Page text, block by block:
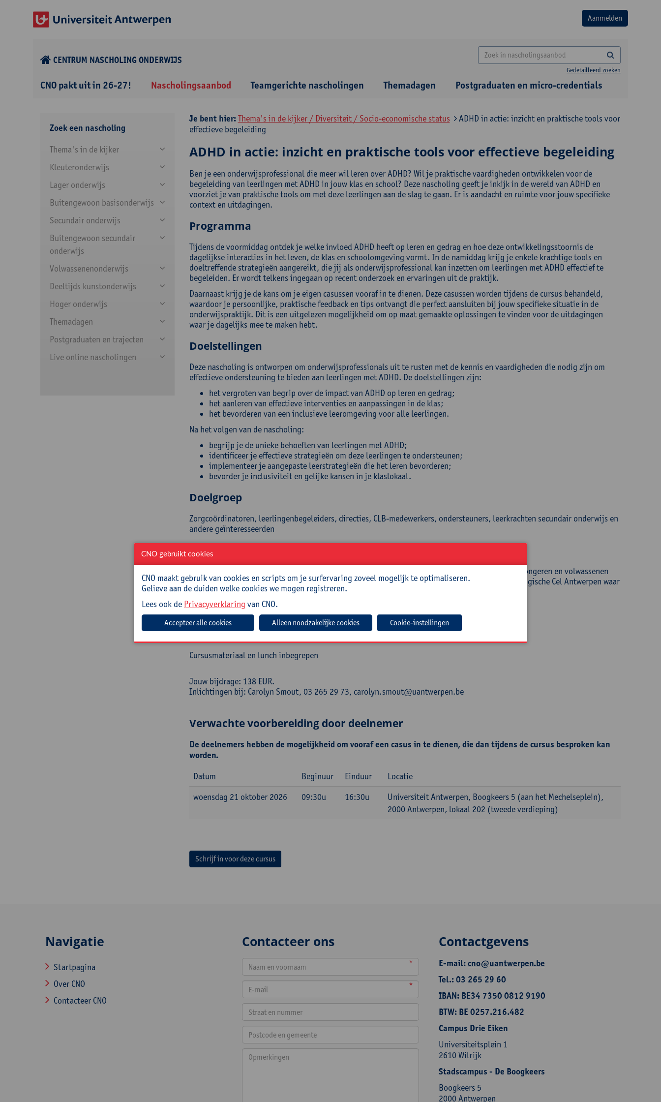
CENTRUM NASCHOLING ONDERWIJS
Gedetailleerd zoeken
CNO pakt uit in 26-27! Nascholingsaanbod Teamgerichte nascholingen Themadagen Postgraduaten en micro-credentials
Zoek een nascholing
Thema's in de kijker
Kleuteronderwijs
Lager onderwijs
Buitengewoon basisonderwijs
Secundair onderwijs
Buitengewoon secundair
onderwijs
Volwassenenonderwijs
Deeltijds kunstonderwijs
Hoger onderwijs
Themadagen
Postgraduaten en trajecten
Live online nascholingen
Je bent hier:Thema's in de kijker / Diversiteit / Socio-economische status
ADHD in actie: inzicht en praktische tools voor
effectieve begeleiding
ADHD in actie: inzicht en praktische tools voor effectieve begeleiding
Ben je een onderwijsprofessional die meer wil leren over ADHD? Wil je praktische vaardigheden ontwikkelen voor de
begeleiding van leerlingen met ADHD in jouw klas en school? Deze nascholing geeft je inkijk in de wereld van ADHD en
voorziet je van praktische tools om met deze leerlingen aan de slag te gaan. Er is aandacht en ruimte voor jouw specifieke
context en uitdagingen.
Programma
Tijdens de voormiddag ontdek je welke invloed ADHD heeft op leren en gedrag en hoe deze ontwikkelingsstoornis de
dagelijkse interacties in het leven, de klas en schoolomgeving vormt. In de namiddag krijg je enkele krachtige tools en
doeltreffende strategieën aangereikt, die jij als onderwijsprofessional kan inzetten om leerlingen met ADHD effectief te
begeleiden. Er wordt telkens ingegaan op recent onderzoek en ervaringen uit de praktijk.
Daarnaast krijg je de kans om je eigen casussen vooraf in te dienen. Deze casussen worden tijdens de cursus behandeld,
waardoor je persoonlijke, praktische feedback en tips ontvangt die perfect aansluiten bij jouw specifieke situatie in de
onderwijspraktijk. Dit is een uitgelezen mogelijkheid om op maat gemaakte oplossingen te vinden voor de uitdagingen
waar je dagelijks mee te maken hebt.
Doelstellingen
Deze nascholing is ontworpen om onderwijsprofessionals uit te rusten met de kennis en vaardigheden die nodig zijn om
effectieve ondersteuning te bieden aan leerlingen met ADHD. De doelstellingen zijn:
het vergroten van begrip over de impact van ADHD op leren en gedrag;
het aanleren van effectieve interventies en aanpassingen in de klas;
het bevorderen van een inclusieve leeromgeving voor alle leerlingen.
Na het volgen van de nascholing:
begrijp je de unieke behoeften van leerlingen met ADHD;
identificeer je effectieve strategieën om deze leerlingen te ondersteunen;
implementeer je aangepaste leerstrategieën die het leren bevorderen;
bevorder je inclusiviteit en gelijke kansen in je klaslokaal.
Doelgroep
Zorgcoördinatoren, leerlingenbegeleiders, directies, CLB-medewerkers, ondersteuners, leerkrachten secundair onderwijs en
andere geïnteresseerden
Begeleiding
Tess Roggeman heeft een eigen praktijk als ADHD-coach. In haar rol biedt ze ondersteuning aan jongeren en volwassenen
met ADHD, evenals aan hun ouders. Bovendien werkt ze als pedagogisch begeleider bij de Pedagogische Cel Antwerpen waar
ze leerkrachten en directies van secundaire scholen adviseert in hun dagelijkse werking.
Praktisch
Cursuscode:26/LZG/060A
Cursusmateriaal en lunch inbegrepen
Jouw bijdrage: 138 EUR.
Inlichtingen bij: Carolyn Smout, 03 265 29 73, carolyn.smout@uantwerpen.be
Verwachte voorbereiding door deelnemer
De deelnemers hebben de mogelijkheid om vooraf een casus in te dienen, die dan tijdens de cursus besproken kan
worden.
Datum Beginuur Einduur
Locatie
woensdag 21 oktober 2026
09:30u 16:30u
Universiteit Antwerpen, Boogkeers 5 (aan het Mechelseplein),
2000 Antwerpen, lokaal 202 (tweede verdieping)
Schrijf in voor deze cursus
Navigatie
Startpagina
Over CNO
Contacteer CNO
Contacteer ons
*
*
Contactgevens
E-mail:cno@uantwerpen.be
Tel.: 03 265 29 60
IBAN: BE34 7350 0812 9190
BTW: BE 0257.216.482
Campus Drie Eiken
Universiteitsplein 1
2610 Wilrijk
Stadscampus - De Boogkeers
Boogkeers 5
2000 Antwerpen
CNO gebruikt cookies
CNO maakt gebruik van cookies en scripts om je surfervaring zoveel mogelijk te optimaliseren.
Gelieve aan de duiden welke cookies we mogen registreren.
Lees ook de Privacyverklaring van CNO.
Cookie-instellingen